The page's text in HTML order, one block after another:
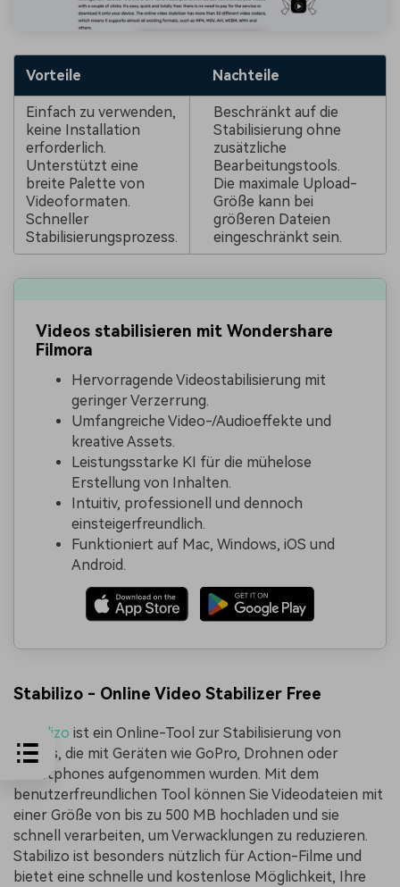
Vorteile Nachteile
Einfach zu verwenden,
keine Installation
erforderlich.
Unterstützt eine
breite Palette von
Videoformaten.
Schneller
Stabilisierungsprozess.
Beschränkt auf die
Stabilisierung ohne
zusätzliche
Bearbeitungstools.
Die maximale Upload-
Größe kann bei
größeren Dateien
eingeschränkt sein.
Videos stabilisieren mit Wondershare
Filmora
Hervorragende Videostabilisierung mit
geringer Verzerrung.
Umfangreiche Video-/Audioeffekte und
kreative Assets.
Leistungsstarke KI für die mühelose
Erstellung von Inhalten.
Intuitiv, professionell und dennoch
einsteigerfreundlich.
Funktioniert auf Mac, Windows, iOS und
Android.
Stabilizo - Online Video Stabilizer Free
Stabilizo ist ein Online-Tool zur Stabilisierung von
Videos, die mit Geräten wie GoPro, Drohnen oder
Smartphones aufgenommen wurden. Mit dem
benutzerfreundlichen Tool können Sie Videodateien mit
einer Größe von bis zu 500 MB hochladen und sie
schnell verarbeiten, um Verwacklungen zu reduzieren.
Stabilizo ist besonders nützlich für Action-Filme und
bietet eine schnelle und kostenlose Möglichkeit, Ihre